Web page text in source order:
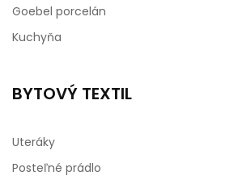
Goebel porcelán
Kuchyňa
BYTOVÝ TEXTIL
Uteráky
Posteľné prádlo